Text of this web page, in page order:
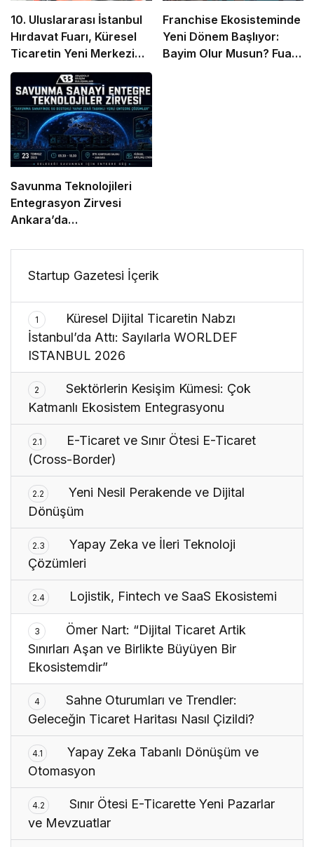
10. Uluslararası İstanbul
Hırdavat Fuarı, Küresel
Ticaretin Yeni Merkezi
Olmaya Hazırlanıyor
Franchise Ekosisteminde
Yeni Dönem Başlıyor:
Bayim Olur Musun? Fuarı
Savunma Teknolojileri
Entegrasyon Zirvesi
Ankara’da
Startup Gazetesi İçerik
1
Küresel Dijital Ticaretin Nabzı
İstanbul’da Attı: Sayılarla WORLDEF
ISTANBUL 2026
2
Sektörlerin Kesişim Kümesi: Çok
Katmanlı Ekosistem Entegrasyonu
2.1
E-Ticaret ve Sınır Ötesi E-Ticaret
(Cross-Border)
2.2
Yeni Nesil Perakende ve Dijital
Dönüşüm
2.3
Yapay Zeka ve İleri Teknoloji
Çözümleri
2.4 Lojistik, Fintech ve SaaS Ekosistemi
3
Ömer Nart: “Dijital Ticaret Artik
Sınırları Aşan ve Birlikte Büyüyen Bir
Ekosistemdir”
4
Sahne Oturumları ve Trendler:
Geleceğin Ticaret Haritası Nasıl Çizildi?
4.1
Yapay Zeka Tabanlı Dönüşüm ve
Otomasyon
4.2
Sınır Ötesi E-Ticarette Yeni Pazarlar
ve Mevzuatlar